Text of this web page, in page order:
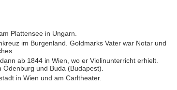
Plattensee in Ungarn.
im Burgenland. Goldmarks Vater war Notar und
ab 1844 in Wien, wo er Violinunterricht erhielt.
und Buda (Budapest).
in Wien und am Carltheater.